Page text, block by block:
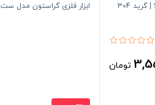
تومان
ابزار فلزی گراستون مدل ست 4 تایی لبه گرد | 6ml | گرید 304